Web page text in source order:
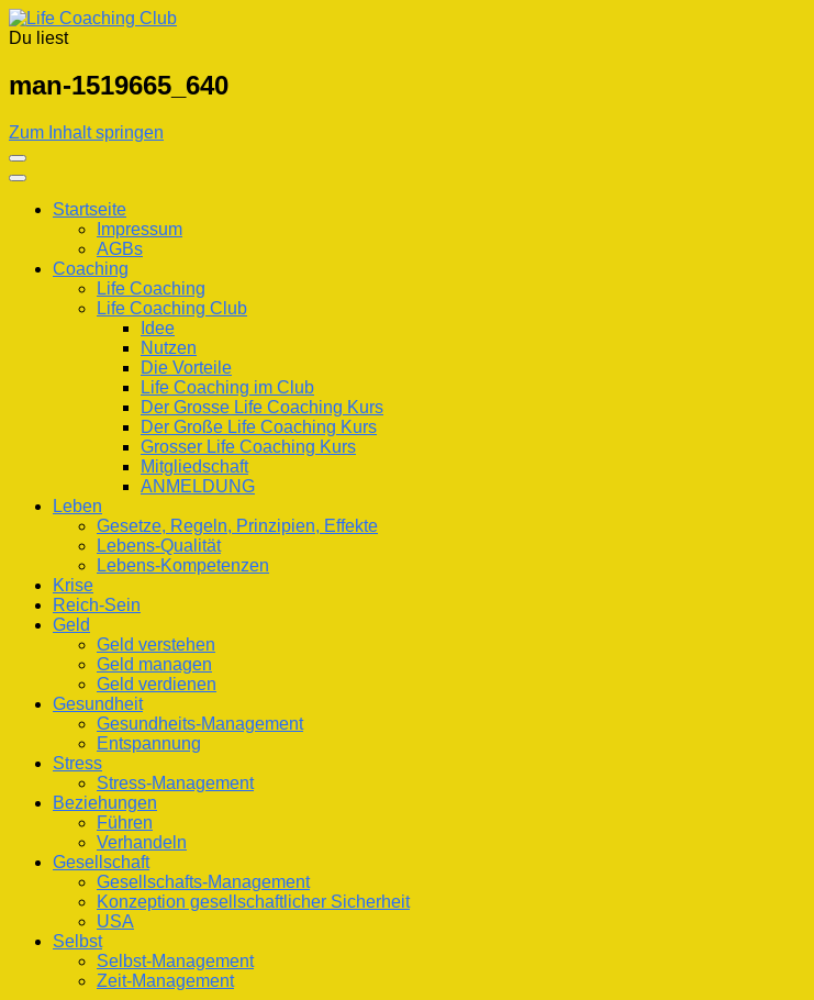
Du liest
man-1519665_640
Zum Inhalt springen
Startseite
Impressum
AGBs
Coaching
Life Coaching
Life Coaching Club
Idee
Nutzen
Die Vorteile
Life Coaching im Club
Der Grosse Life Coaching Kurs
Der Große Life Coaching Kurs
Grosser Life Coaching Kurs
Mitgliedschaft
ANMELDUNG
Leben
Gesetze, Regeln, Prinzipien, Effekte
Lebens-Qualität
Lebens-Kompetenzen
Krise
Reich-Sein
Geld
Geld verstehen
Geld managen
Geld verdienen
Gesundheit
Gesundheits-Management
Entspannung
Stress
Stress-Management
Beziehungen
Führen
Verhandeln
Gesellschaft
Gesellschafts-Management
Konzeption gesellschaftlicher Sicherheit
USA
Selbst
Selbst-Management
Zeit-Management